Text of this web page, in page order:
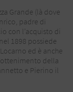
Grande (là dove
padre di
con l’acquisto di
1898 possiede
ed è anche
della
e Pierino il